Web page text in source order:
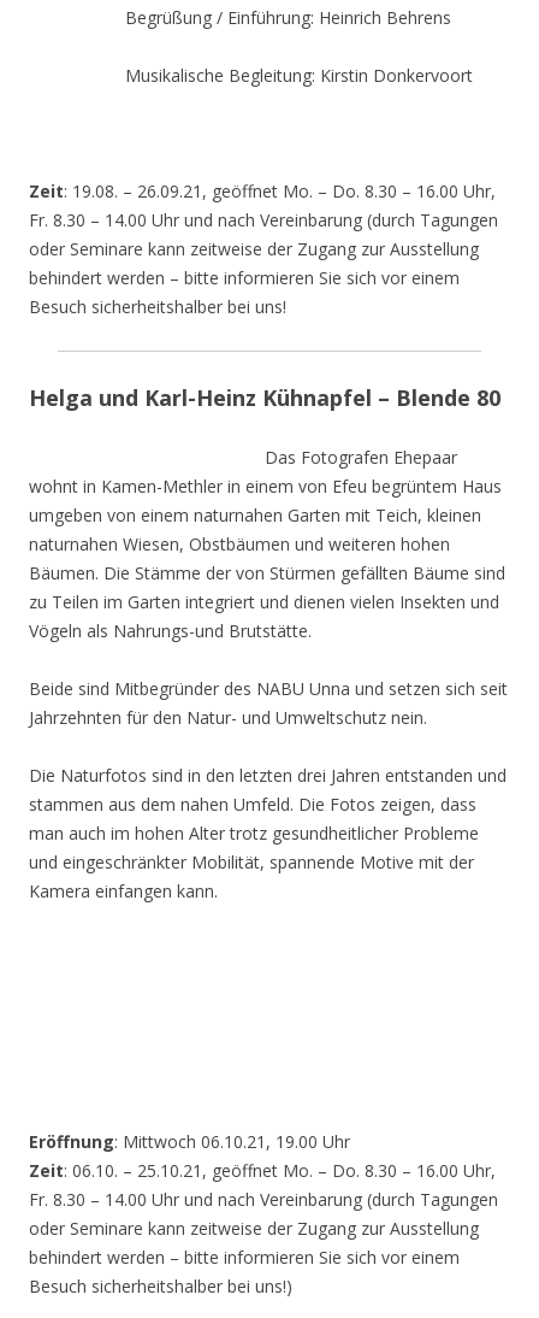
Begrüßung / Einführung: Heinrich Behrens
Musikalische Begleitung: Kirstin Donkervoort
Zeit: 19.08. – 26.09.21, geöffnet Mo. – Do. 8.30 – 16.00 Uhr,
Fr. 8.30 – 14.00 Uhr und nach Vereinbarung (durch Tagungen
oder Seminare kann zeitweise der Zugang zur Ausstellung
behindert werden – bitte informieren Sie sich vor einem
Besuch sicherheitshalber bei uns!
Helga und Karl-Heinz Kühnapfel – Blende 80
Das Fotografen Ehepaar
wohnt in Kamen-Methler in einem von Efeu begrüntem Haus
umgeben von einem naturnahen Garten mit Teich, kleinen
naturnahen Wiesen, Obstbäumen und weiteren hohen
Bäumen. Die Stämme der von Stürmen gefällten Bäume sind
zu Teilen im Garten integriert und dienen vielen Insekten und
Vögeln als Nahrungs-und Brutstätte.
Beide sind Mitbegründer des NABU Unna und setzen sich seit
Jahrzehnten für den Natur- und Umweltschutz nein.
Die Naturfotos sind in den letzten drei Jahren entstanden und
stammen aus dem nahen Umfeld. Die Fotos zeigen, dass
man auch im hohen Alter trotz gesundheitlicher Probleme
und eingeschränkter Mobilität, spannende Motive mit der
Kamera einfangen kann.
Eröffnung: Mittwoch 06.10.21, 19.00 Uhr
Zeit: 06.10. – 25.10.21, geöffnet Mo. – Do. 8.30 – 16.00 Uhr,
Fr. 8.30 – 14.00 Uhr und nach Vereinbarung (durch Tagungen
oder Seminare kann zeitweise der Zugang zur Ausstellung
behindert werden – bitte informieren Sie sich vor einem
Besuch sicherheitshalber bei uns!)